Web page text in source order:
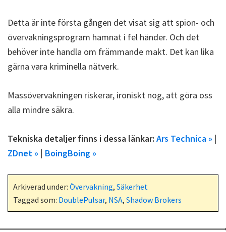
Detta är inte första gången det visat sig att spion- och
övervakningsprogram hamnat i fel händer. Och det
behöver inte handla om främmande makt. Det kan lika
gärna vara kriminella nätverk.
Massövervakningen riskerar, ironiskt nog, att göra oss
alla mindre säkra.
Tekniska detaljer finns i dessa länkar: Ars Technica » |
ZDnet » | BoingBoing »
Arkiverad under: Övervakning, Säkerhet
Taggad som: DoublePulsar, NSA, Shadow Brokers